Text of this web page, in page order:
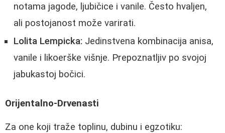
notama jagode, ljubičice i vanile. Često hvaljen,
ali postojanost može varirati.
Lolita Lempicka: Jedinstvena kombinacija anisa,
vanile i likoerške višnje. Prepoznatljiv po svojoj
jabukastoj bočici.
Orijentalno-Drvenasti
Za one koji traže toplinu, dubinu i egzotiku: